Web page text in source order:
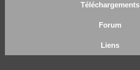
Téléchargements
Forum
Liens